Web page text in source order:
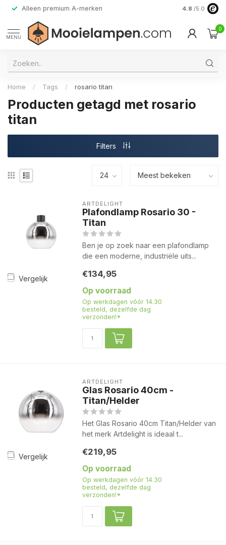
Alleen premium A-merken 4.8 /5.0
MENU
0
Home / Tags / rosario titan
Producten getagd met rosario
titan
Filters
Vergelijk
ARTDELIGHT
Plafondlamp Rosario 30 -
Titan
Ben je op zoek naar een plafondlamp
die een moderne, industriële uits...
€134,95
Op voorraad
Op werkdagen vóór 14.30
besteld, dezelfde dag
verzonden!*
Vergelijk
ARTDELIGHT
Glas Rosario 40cm -
Titan/Helder
Het Glas Rosario 40cm Titan/Helder van
het merk Artdelight is ideaal t...
€219,95
Op voorraad
Op werkdagen vóór 14.30
besteld, dezelfde dag
verzonden!*